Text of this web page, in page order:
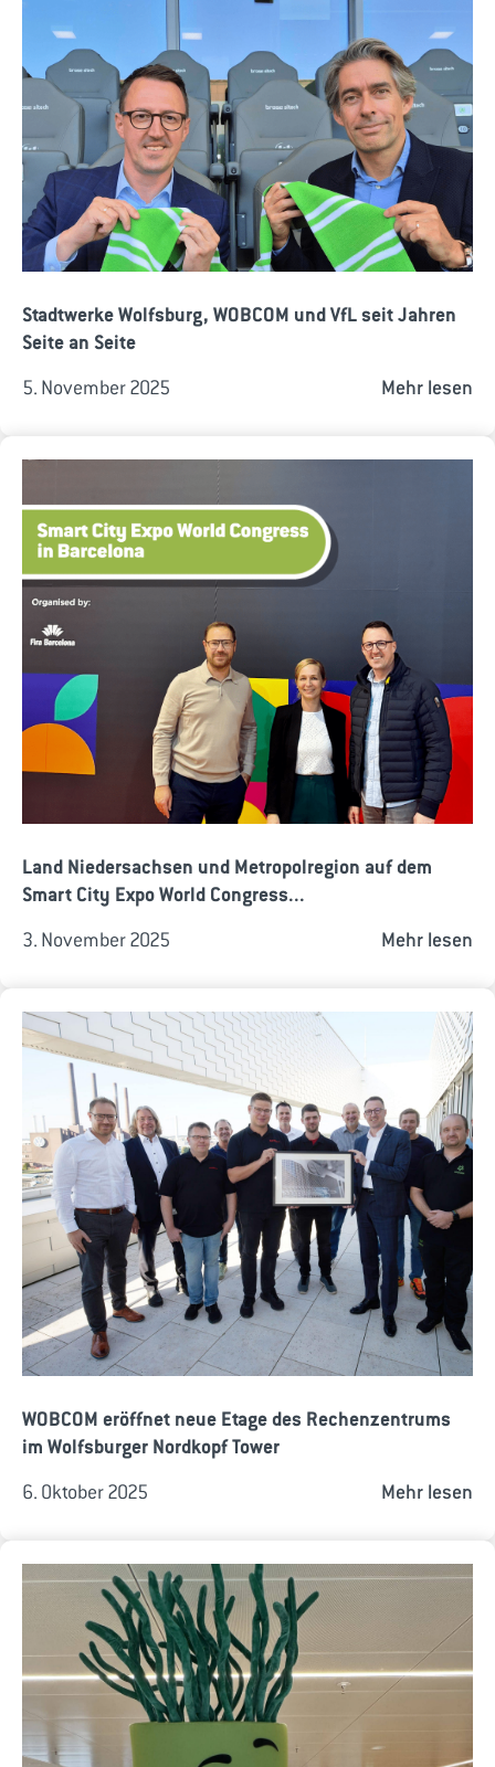
Stadtwerke Wolfsburg, WOBCOM und VfL seit Jahren
Seite an Seite
5. November 2025 Mehr lesen
Land Niedersachsen und Metropolregion auf dem
Smart City Expo World Congress...
3. November 2025 Mehr lesen
WOBCOM eröffnet neue Etage des Rechenzentrums
im Wolfsburger Nordkopf Tower
6. Oktober 2025 Mehr lesen